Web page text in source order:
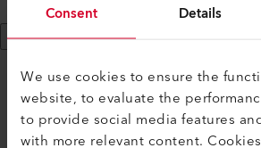
Consent Details
We use cookies to ensure the
website, to evaluate the
to provide social media features
with more relevant content.
Mehr anzeigen